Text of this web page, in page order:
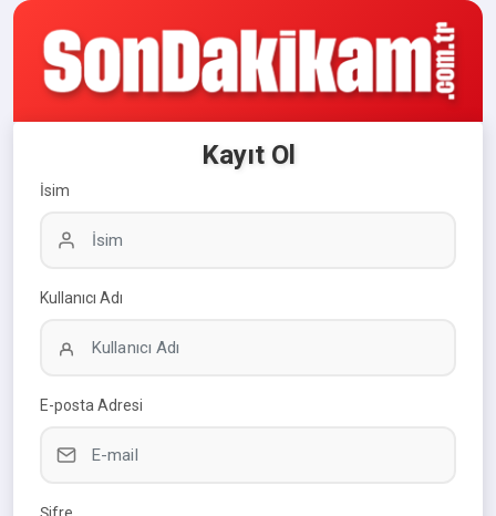
Kayıt Ol
İsim
Kullanıcı Adı
E-posta Adresi